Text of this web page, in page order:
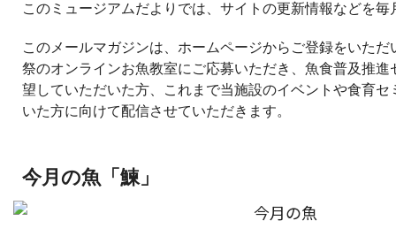
このミュージアムだよりでは、サイトの更新情報などを毎
このメールマガジンは、ホームページからご登録をいただ
祭のオンラインお魚教室にご応募いただき、魚食普及推進
望していただいた方、これまで当施設のイベントや食育セ
いた方に向けて配信させていただきます。
今月の魚「鰊」